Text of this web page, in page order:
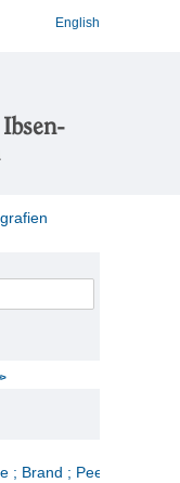
English
; Brand ; Peer Gynt. 2